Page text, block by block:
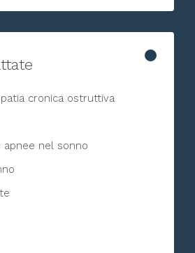
cronica ostruttiva
nel sonno